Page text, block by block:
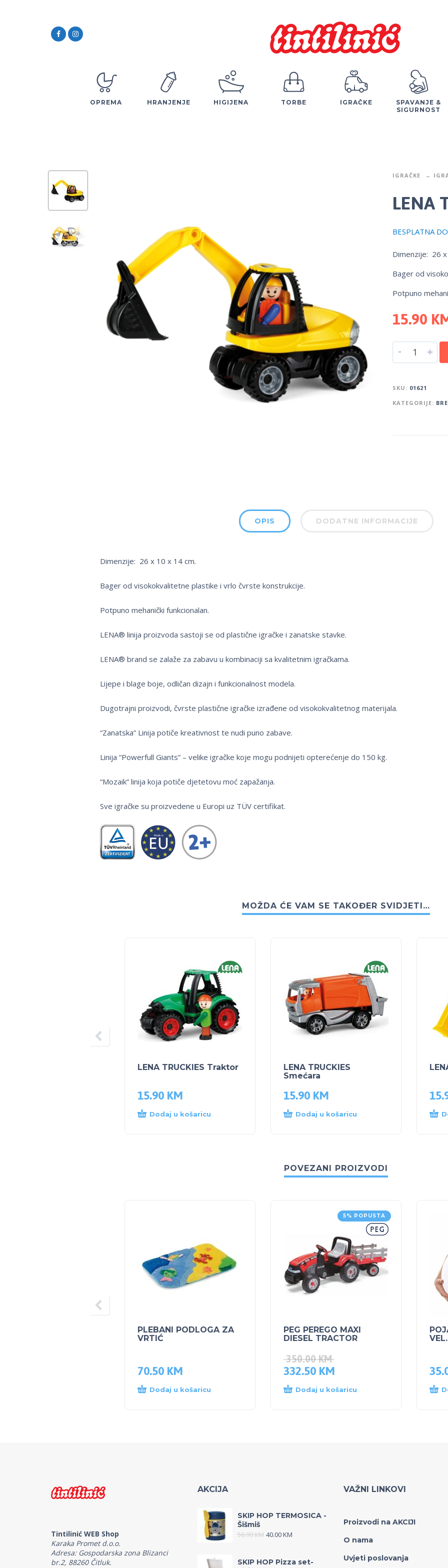
OPREMA HRANJENJE HIGIJENA TORBE IGRAČKE
SPAVANJE &
SIGURNOST
IGRAČKE
LENA
BESPLATNA
Dimenzije: 26
Bager od
Potpuno
15.90
- +
SKU: 01621
KATEGORIJE:
OPIS DODATNE INFORMACIJE
Dimenzije: 26 x 10 x 14 cm.
Bager od visokokvalitetne plastike i vrlo čvrste konstrukcije.
Potpuno mehanički funkcionalan.
LENA® linija proizvoda sastoji se od plastične igračke i zanatske stavke.
LENA® brand se zalaže za zabavu u kombinaciji sa kvalitetnim igračkama.
Lijepe i blage boje, odličan dizajn i funkcionalnost modela.
Dugotrajni proizvodi, čvrste plastične igračke izrađene od visokokvalitetnog materijala.
“Zanatska” Linija potiče kreativnost te nudi puno zabave.
Linija “Powerfull Giants” – velike igračke koje mogu podnijeti opterećenje do 150 kg.
“Mozaik” linija koja potiče djetetovu moć zapažanja.
Sve igračke su proizvedene u Europi uz TÜV certifikat.
MOŽDA ĆE VAM SE TAKOĐER SVIDJETI…
LENA TRUCKIES Traktor
15.90 KM
Dodaj u košaricu
LENA TRUCKIES
Smećara
15.90 KM
Dodaj u košaricu
POVEZANI PROIZVODI
PLEBANI PODLOGA ZA
VRTIĆ
70.50 KM
Dodaj u košaricu
5% POPUSTA
PEG PEREGO MAXI
DIESEL TRACTOR
350.00KM
332.50 KM
Dodaj u košaricu
Tintilinić WEB Shop
Karaka Promet d.o.o.
Adresa: Gospodarska zona Blizanci
br.2, 88260 Čitluk.
AKCIJA
SKIP HOP TERMOSICA -
Šišmiš
56.90KM 40.00KM
SKIP HOP Pizza set-
VAŽNI LINKOVI
Proizvodi na AKCIJI
O nama
Uvjeti poslovanja